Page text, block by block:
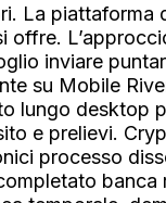
La piattaforma
offre.
inviare
su Mobile
lungo desktop
e prelievi.
processo
banca